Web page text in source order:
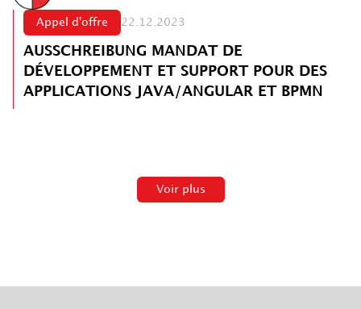
Appel d'offre 22.12.2023
AUSSCHREIBUNG MANDAT DE
DÉVELOPPEMENT ET SUPPORT POUR DES
APPLICATIONS JAVA/ANGULAR ET BPMN
Voir plus